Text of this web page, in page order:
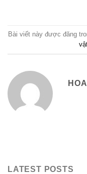
Bài viết này được đăng
LATEST POSTS